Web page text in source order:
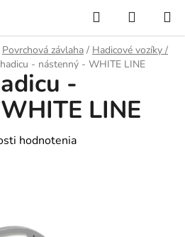
Hľadať
KOŠÍK
Povrchová závlaha / Hadicové vozíky /
- nástenný - WHITE LINE
-
LINE
hodnotenia